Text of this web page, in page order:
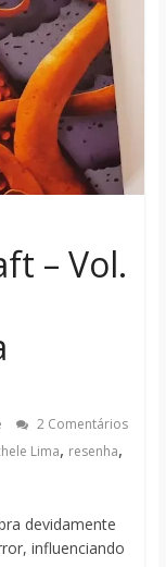
– Vol.
2 Comentários
Lima, resenha,
devidamente
influenciando